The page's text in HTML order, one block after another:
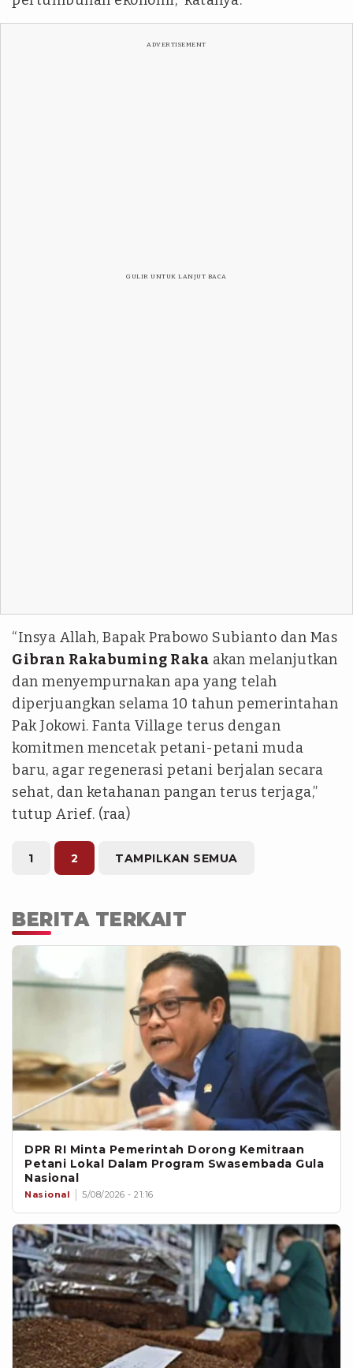
ADVERTISEMENT
GULIR UNTUK LANJUT BACA
“Insya Allah, Bapak Prabowo Subianto dan Mas
Gibran Rakabuming Raka akan melanjutkan
dan menyempurnakan apa yang telah
diperjuangkan selama 10 tahun pemerintahan
Pak Jokowi. Fanta Village terus dengan
komitmen mencetak petani-petani muda
baru, agar regenerasi petani berjalan secara
sehat, dan ketahanan pangan terus terjaga,”
tutup Arief. (raa)
1 2 TAMPILKAN SEMUA
BERITA TERKAIT
DPR RI Minta Pemerintah Dorong Kemitraan
Petani Lokal Dalam Program Swasembada Gula
Nasional
Nasional 5/08/2026 - 21:16